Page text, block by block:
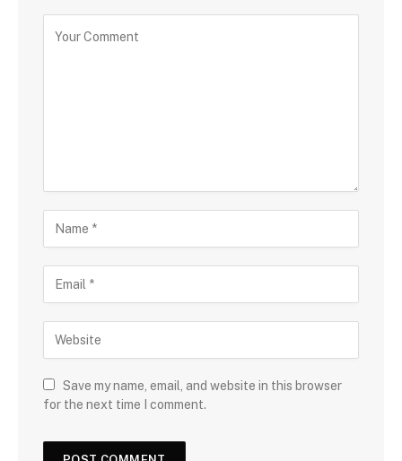
Save my name, email, and website in this browser
for the next time I comment.